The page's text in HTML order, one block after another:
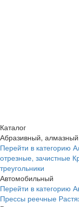
Каталог
Абразивный, алмазный
Перейти в категорию
отрезные, зачистные
треугольники
Автомобильный
Перейти в категорию
Прессы реечные